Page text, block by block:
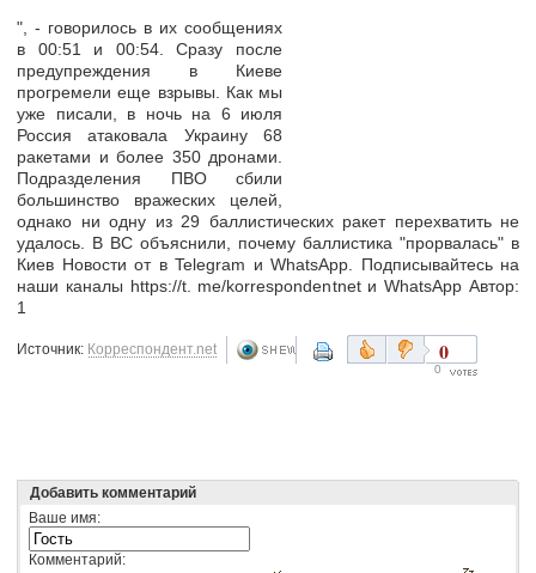
", - говорилось в их сообщениях
в 00:51 и 00:54. Сразу после
предупреждения в Киеве
прогремели еще взрывы. Как мы
уже писали, в ночь на 6 июля
Россия атаковала Украину 68
ракетами и более 350 дронами.
Подразделения ПВО сбили
большинство вражеских целей,
однако ни одну из 29 баллистических ракет перехватить не
удалось. В ВС объяснили, почему баллистика "прорвалась" в
Киев Новости от в Telegram и WhatsApp. Подписывайтесь на
наши каналы https://t. me/korrespondentnet и WhatsApp Автор:
1
Источник: Корреспондент.net 0
0
Добавить комментарий
Ваше имя:
Комментарий: